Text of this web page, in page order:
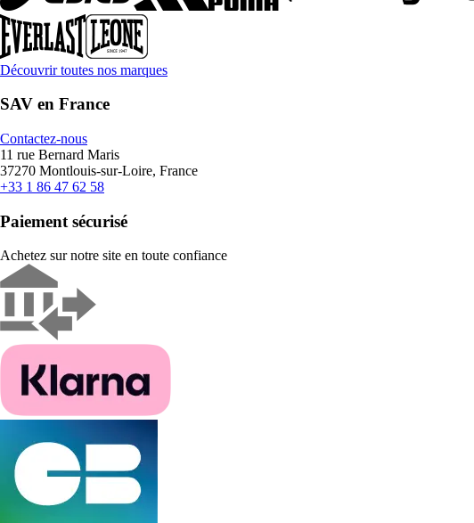
Découvrir toutes nos marques
SAV en France
Contactez-nous
11 rue Bernard Maris
37270 Montlouis-sur-Loire, France
+33 1 86 47 62 58
Paiement sécurisé
Achetez sur notre site en toute confiance